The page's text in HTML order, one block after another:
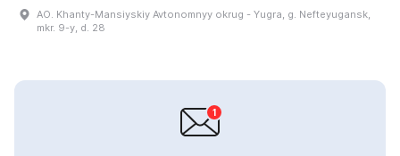
AO. Khanty-Mansiyskiy Avtonomnyy okrug - Yugra, g. Nefteyugansk,
mkr. 9-y, d. 28